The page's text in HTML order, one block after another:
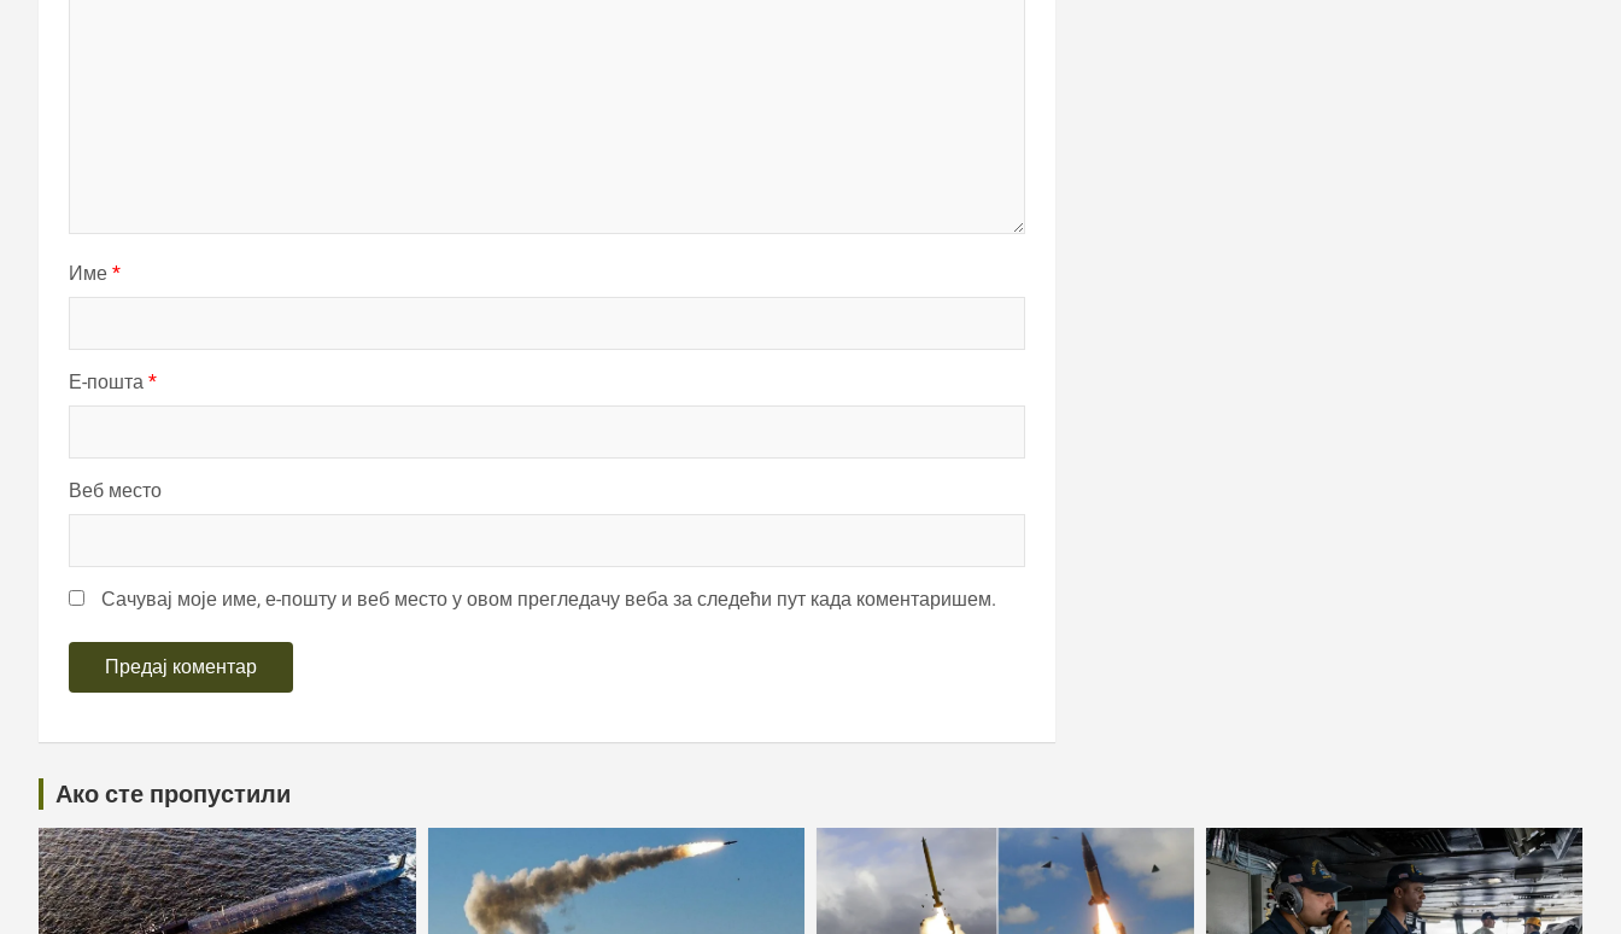
Име *
Е-пошта *
Веб место
Сачувај моје име, е-пошту и веб место у овом прегледачу веба за следећи пут када коментаришем.
Ако сте пропустили